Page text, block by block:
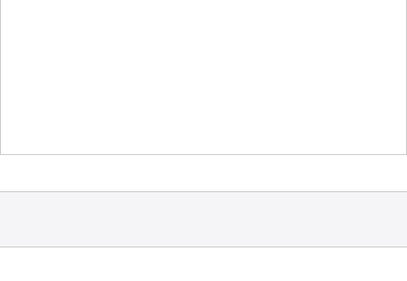
подростков. Акцент делается на